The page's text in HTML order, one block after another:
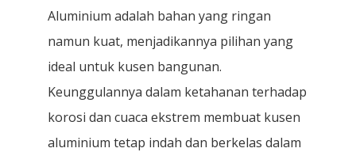
Aluminium adalah bahan yang ringan
namun kuat, menjadikannya pilihan yang
ideal untuk kusen bangunan.
Keunggulannya dalam ketahanan terhadap
korosi dan cuaca ekstrem membuat kusen
aluminium tetap indah dan berkelas dalam